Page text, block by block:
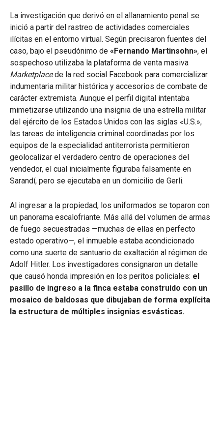
La investigación que derivó en el allanamiento penal se
inició a partir del rastreo de actividades comerciales
ilícitas en el entorno virtual. Según precisaron fuentes del
caso, bajo el pseudónimo de «Fernando Martinsohn», el
sospechoso utilizaba la plataforma de venta masiva
Marketplacede la red social Facebook para comercializar
indumentaria militar histórica y accesorios de combate de
carácter extremista. Aunque el perfil digital intentaba
mimetizarse utilizando una insignia de una estrella militar
del ejército de los Estados Unidos con las siglas «U.S.»,
las tareas de inteligencia criminal coordinadas por los
equipos de la especialidad antiterrorista permitieron
geolocalizar el verdadero centro de operaciones del
vendedor, el cual inicialmente figuraba falsamente en
Sarandí, pero se ejecutaba en un domicilio de Gerli.
Al ingresar a la propiedad, los uniformados se toparon con
un panorama escalofriante. Más allá del volumen de armas
de fuego secuestradas —muchas de ellas en perfecto
estado operativo—, el inmueble estaba acondicionado
como una suerte de santuario de exaltación al régimen de
Adolf Hitler. Los investigadores consignaron un detalle
que causó honda impresión en los peritos policiales: el
pasillo de ingreso a la finca estaba construido con un
mosaico de baldosas que dibujaban de forma explícita
la estructura de múltiples insignias esvásticas.